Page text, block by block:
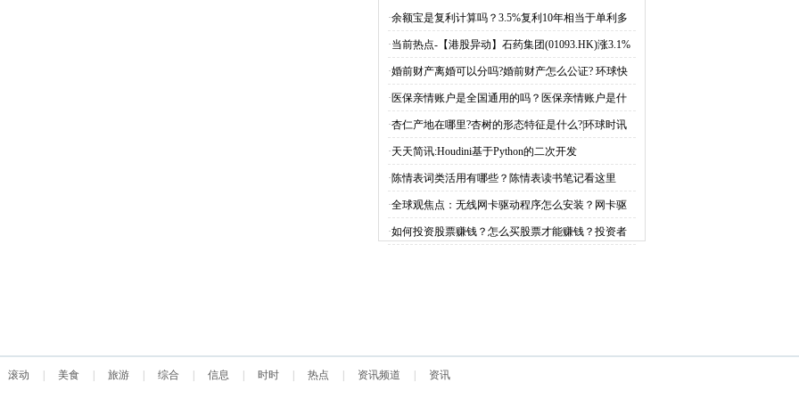
播 么时候开始的？
·余额宝是复利计算吗？3.5%复利10年相当于单利多
少？-微头条
·当前热点-【港股异动】石药集团(01093.HK)涨3.1%
·婚前财产离婚可以分吗?婚前财产怎么公证? 环球快
播
· 医保亲情账户是全国通用的吗？医保亲情账户是什
么时候开始的？
·杏仁产地在哪里?杏树的形态特征是什么?|环球时讯
·天天简讯:Houdini基于Python的二次开发
·陈情表词类活用有哪些？陈情表读书笔记看这里
·全球观焦点：无线网卡驱动程序怎么安装？网卡驱
动程序上不了网怎么修复？
·如何投资股票赚钱？怎么买股票才能赚钱？投资者
滚动 美食 旅游 综合 信息 时时 热点 资讯频道 资讯